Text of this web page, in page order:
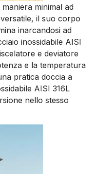
minimal ad
il suo corpo
inarcandosi ad
inossidabile AISI
e deviatore
e la temperatura
pratica doccia a
AISI 316L
nello stesso